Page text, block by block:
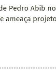
Pedro Abib
ameaça